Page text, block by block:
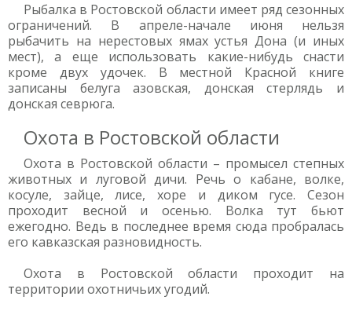
Рыбалка в Ростовской области имеет ряд сезонных
ограничений. В апреле-начале июня нельзя
рыбачить на нерестовых ямах устья Дона (и иных
мест), а еще использовать какие-нибудь снасти
кроме двух удочек. В местной Красной книге
записаны белуга азовская, донская стерлядь и
донская севрюга.
Охота в Ростовской области
Охота в Ростовской области – промысел степных
животных и луговой дичи. Речь о кабане, волке,
косуле, зайце, лисе, хоре и диком гусе. Сезон
проходит весной и осенью. Волка тут бьют
ежегодно. Ведь в последнее время сюда пробралась
его кавказская разновидность.
Охота в Ростовской области проходит на
территории охотничьих угодий.